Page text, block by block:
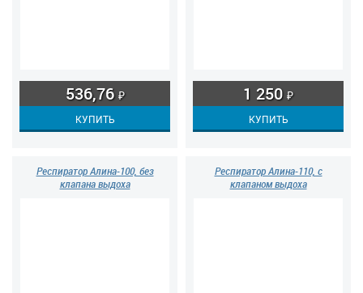
536,76 ₽ 1 250 ₽
Респиратор Алина-100, без
клапана выдоха
Респиратор Алина-110, с
клапаном выдоха